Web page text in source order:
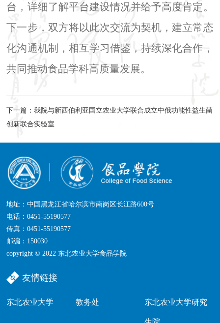
台，详细了解平台建设情况并给予高度肯定。
下一步，双方将以此次交流为契机，建立常态
化沟通机制，相互学习借鉴，持续深化合作，
共同推动食品学科高质量发展。
下一篇：我院与新西伯利亚国立农业大学联合成立中俄功能性益生菌
创新联合实验室
地址：中国黑龙江省哈尔滨市南岗区长江路600号
电话：0451-55190577
传真：0451-55190577
邮编：150030
copyright © 2022 东北农业大学食品学院
友情链接
东北农业大学 教务处 东北农业大学研究